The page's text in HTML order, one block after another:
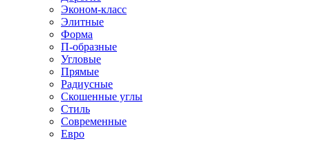
Эконом-класс
Элитные
Форма
П-образные
Угловые
Прямые
Радиусные
Скошенные углы
Стиль
Современные
Евро